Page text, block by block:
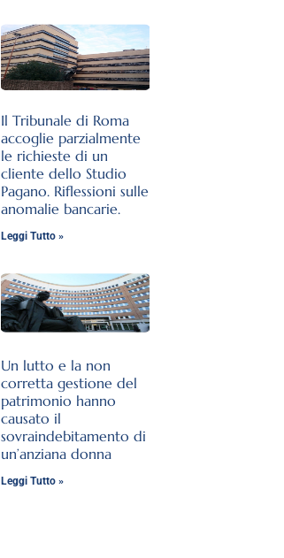
Il Tribunale di Roma
accoglie parzialmente
le richieste di un
cliente dello Studio
Pagano. Riflessioni sulle
anomalie bancarie.
Leggi Tutto »
Un lutto e la non
corretta gestione del
patrimonio hanno
causato il
sovraindebitamento di
un’anziana donna
Leggi Tutto »